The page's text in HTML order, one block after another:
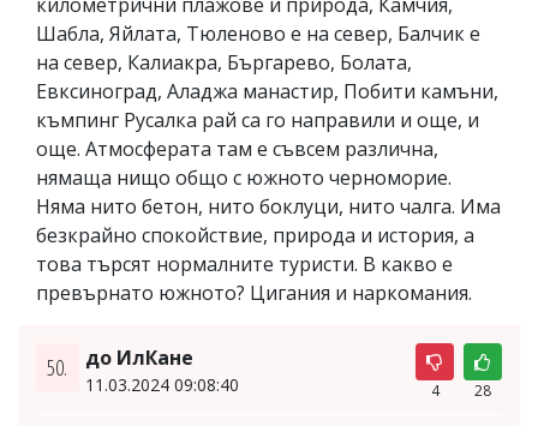
Шабла, Яйлата, Тюленово е на север, Балчик е
на север, Калиакра, Бъргарево, Болата,
Евксиноград, Аладжа манастир, Побити камъни,
къмпинг Русалка рай са го направили и още, и
още. Атмосферата там е съвсем различна,
нямаща нищо общо с южното черноморие.
Няма нито бетон, нито боклуци, нито чалга. Има
безкрайно спокойствие, природа и история, а
това търсят нормалните туристи. В какво е
превърнато южното? Цигания и наркомания.
50. до ИлКане
11.03.2024 09:08:40 4 28